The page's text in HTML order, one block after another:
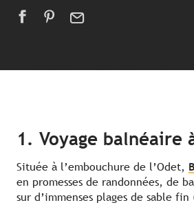
1. Voyage balnéaire
Située à l’embouchure de l’Odet,
en promesses de randonnées, de
sur d’immenses plages de sable